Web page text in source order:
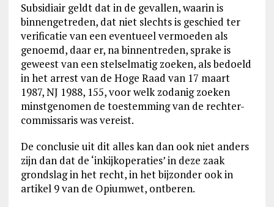
Subsidiair geldt dat in de gevallen, waarin is
binnengetreden, dat niet slechts is geschied ter
verificatie van een eventueel vermoeden als
genoemd, daar er, na binnentreden, sprake is
geweest van een stelselmatig zoeken, als bedoeld
in het arrest van de Hoge Raad van 17 maart
1987, NJ 1988, 155, voor welk zodanig zoeken
minstgenomen de toestemming van de rechter-
commissaris was vereist.
De conclusie uit dit alles kan dan ook niet anders
zijn dan dat de ‘inkijkoperaties’ in deze zaak
grondslag in het recht, in het bijzonder ook in
artikel 9 van de Opiumwet, ontberen.